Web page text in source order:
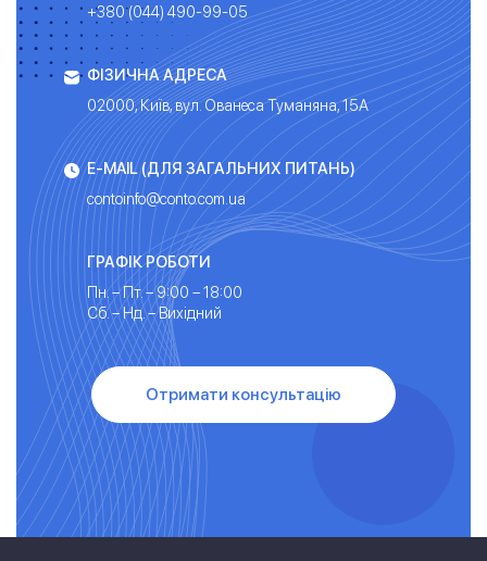
+380 (044) 490-99-05
ФІЗИЧНА АДРЕСА
02000, Київ, вул. Ованеса Туманяна, 15А
E-MAIL (ДЛЯ ЗАГАЛЬНИХ ПИТАНЬ)
contoinfo@conto.com.ua
ГРАФІК РОБОТИ
Пн. – Пт. – 9:00 – 18:00
Сб. – Нд. – Вихідний
Отримати консультацію